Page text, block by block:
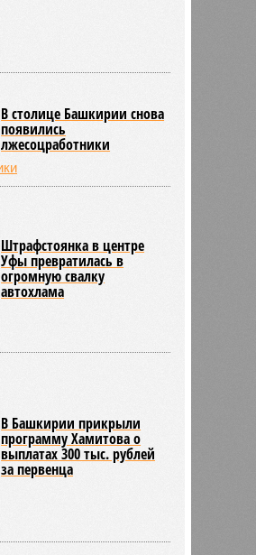
Елочка,.. умри
В столице Башкирии снова
появились
лжесоцработники
огромную свалку
автохлама